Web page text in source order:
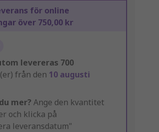
för online
över 750,00 kr
levereras 700
från den 10 augusti
mer? Ange den kvantitet
och klicka på
leveransdatum"